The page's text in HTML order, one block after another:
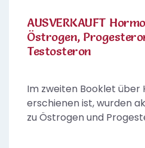
AUSVERKAUFT
Östrogen,
Testosteron
Im zweiten Booklet über
erschienen ist, wurden
zu Östrogen und